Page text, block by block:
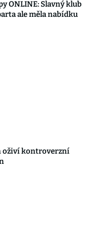
ONLINE: Slavný klub
ale měla nabídku
oživí kontroverzní